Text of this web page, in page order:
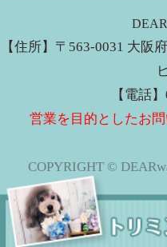
【住所】〒563-0031 大阪
【電話
営業を目的としたお
COPYRIGHT ©